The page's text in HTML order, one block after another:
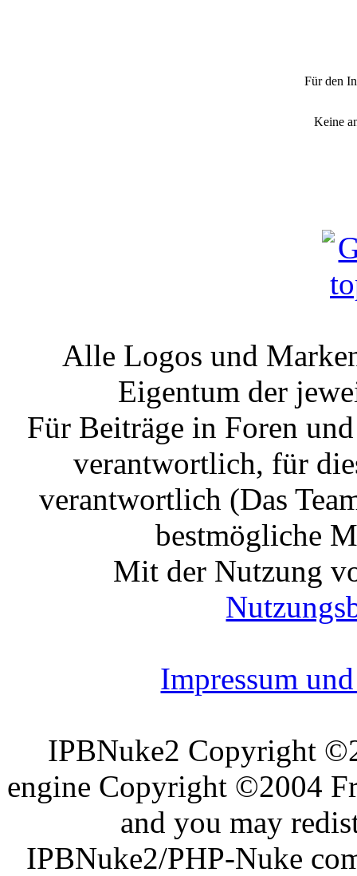
Für den
Keine
Alle Logos und
Eigentum der
Für Beiträge in Foren
verantwortlich, für
verantwortlich (Das
bestmögliche
Mit der Nutzung
Impressum
IPBNuke2 Copyright
engine Copyright ©2004
and you may
IPBNuke2/PHP-Nuke